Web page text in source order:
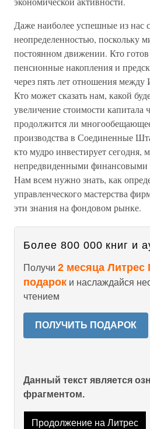
Даже наиболее успешные из нас
неопределенностью, поскольку
постоянном движении. Кто готов
пенсионные накопления и
через пять лет отношения
Кто может сказать нам, какой
увеличение стоимости капитала
продолжится ли
производства в Соединенные
кто мудро инвестирует сегодня,
непредвиденными финансовыми
Нам всем нужно знать, как
управленческого мастерства
эти знания на фондовом рынке.
Более 800 000 книг и
Получи 2 месяца Литрес
подарок и наслаждайся
чтением
ПОЛУЧИТЬ ПОДАРОК
Данный текст является
фрагментом.
Продолжение на Литрес